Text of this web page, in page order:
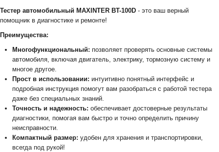
Тестер автомобильный MAXINTER BT-100D - это ваш верный
помощник в диагностике и ремонте!
Преимущества:
Многофункциональный: позволяет проверять основные системы
автомобиля, включая двигатель, электрику, тормозную систему и
многое другое.
Прост в использовании: интуитивно понятный интерфейс и
подробная инструкция помогут вам разобраться с работой тестера
даже без специальных знаний.
Точность и надежность: обеспечивает достоверные результаты
диагностики, помогая вам быстро и точно определить причину
неисправности.
Компактный размер: удобен для хранения и транспортировки,
всегда под рукой!